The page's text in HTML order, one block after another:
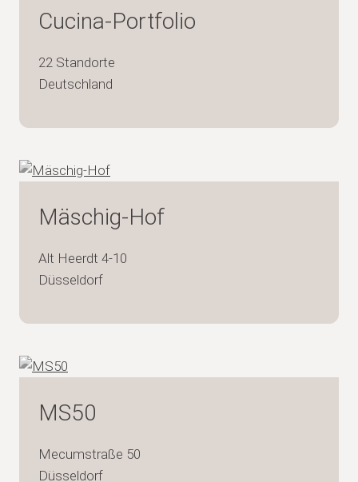
Cucina-Portfolio
22 Standorte
Deutschland
Mäschig-Hof
Alt Heerdt 4-10
Düsseldorf
MS50
Mecumstraße 50
Düsseldorf